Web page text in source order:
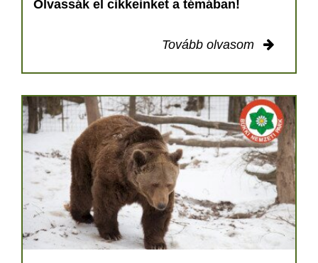
Olvassák el cikkeinket a témában!
Tovább olvasom